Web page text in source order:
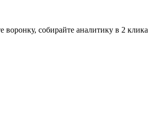
воронку, собирайте аналитику в 2 клика